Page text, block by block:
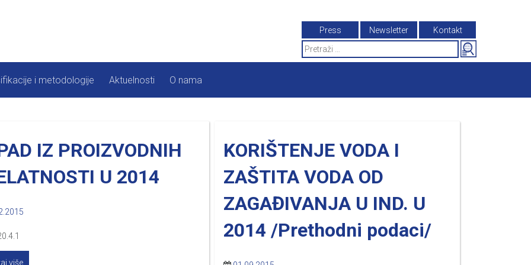
Press Newsletter
Kontakt
Search
for:
i metodologije Aktuelnosti O nama
IZ PROIZVODNIH
U 2014
više
KORIŠTENJE VODA I
ZAŠTITA VODA OD
ZAGAĐIVANJA U IND. U
2014 /Prethodni podaci/